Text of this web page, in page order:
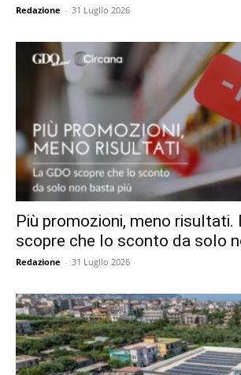
Redazione - 31 Luglio 2026
Più promozioni, meno risultati.
scopre che lo sconto da solo
Redazione - 31 Luglio 2026